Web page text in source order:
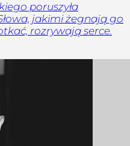
poruszyła
jakimi żegnają go
rozrywają serce.